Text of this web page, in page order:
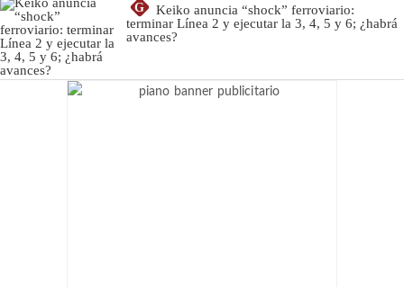
G
Keiko anuncia “shock” ferroviario:
terminar Línea 2 y ejecutar la 3, 4, 5 y 6; ¿habrá
avances?